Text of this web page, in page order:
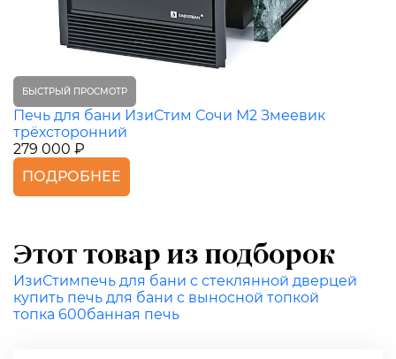
БЫСТРЫЙ ПРОСМОТР
Печь для бани ИзиСтим Сочи М2 Змеевик
трёхсторонний
279 000 ₽
ПОДРОБНЕЕ
Этот товар из подборок
ИзиСтимпечь для бани с стеклянной дверцей
купить печь для бани с выносной топкой
топка 600банная печь